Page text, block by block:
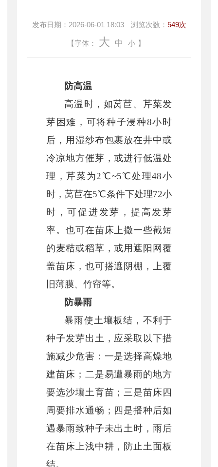
发布日期： 2026-06-01 18:03 浏览次数： 549次
【字体： 大 中 小 】
防高温
高温时，如莴苣、芹菜发
芽困难，可将种子浸种8小时
后，用湿纱布包裹放在井中或
冷凉地方催芽，或进行低温处
理，芹菜为2℃~5℃处理48小
时，莴苣在5℃条件下处理72小
时，可促进发芽，提高发芽
率。也可在苗床上撒一些截短
的麦秸或稻草，或用遮阳网覆
盖苗床，也可搭遮阴棚，上覆
旧薄膜、竹帘等。
防暴雨
暴雨使土壤板结，不利于
种子发芽出土，应采取以下措
施减少危害：一是选择高燥地
建苗床；二是易遭暴雨的地方
要选沙壤土育苗；三是苗床四
周要排水通畅；四是播种后如
遇暴雨致种子未出土时，雨后
在苗床上浅中耕，防止土面板
结。